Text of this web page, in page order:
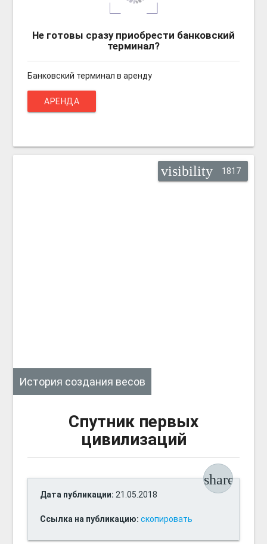
Не готовы сразу приобрести банковский
терминал?
Банковский терминал в аренду
АРЕНДА
1817
visibility
История создания весов
Спутник первых
цивилизаций
share
Дата публикации: 21.05.2018
Ссылка на публикацию:скопировать